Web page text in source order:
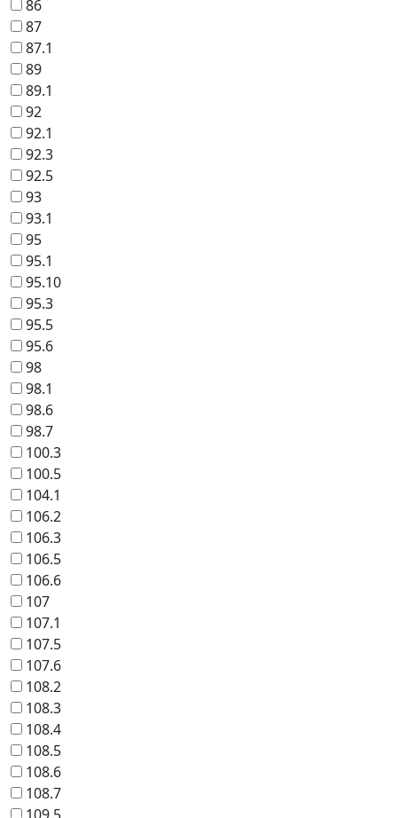
86
87
87.1
89
89.1
92
92.1
92.3
92.5
93
93.1
95
95.1
95.10
95.3
95.5
95.6
98
98.1
98.6
98.7
100.3
100.5
104.1
106.2
106.3
106.5
106.6
107
107.1
107.5
107.6
108.2
108.3
108.4
108.5
108.6
108.7
109.5